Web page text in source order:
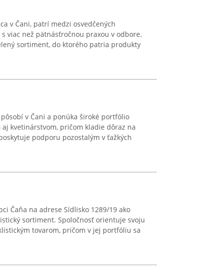
v Čani, patrí medzi osvedčených
viac než pätnásťročnou praxou v odbore.
sortiment, do ktorého patria produkty
v Čani a ponúka široké portfólio
kvetinárstvom, pričom kladie dôraz na
podporu pozostalým v ťažkých
Čaňa na adrese Sídlisko 1289/19 ako
sortiment. Spoločnosť orientuje svoju
tovarom, pričom v jej portfóliu sa